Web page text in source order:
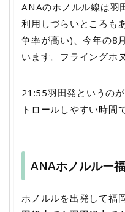
ANAのホノルル線は羽
利用しづらいところも
争率が高い)、今年の8
います。フライングホ
21:55羽田発というの
トロールしやすい時間
ANAホノルルー
ホノルルを出発して福